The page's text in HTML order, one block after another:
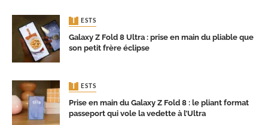
TESTS
Galaxy Z Fold 8 Ultra : prise en main du pliable que
son petit frère éclipse
TESTS
Prise en main du Galaxy Z Fold 8 : le pliant format
passeport qui vole la vedette à l’Ultra